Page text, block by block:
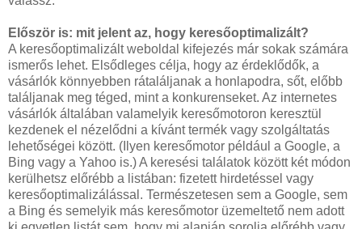
Először is: mit jelent az, hogy keresőoptimalizált?
A keresőoptimalizált weboldal kifejezés már sokak számára
ismerős lehet. Elsődleges célja, hogy az érdeklődők, a
vásárlók könnyebben rátaláljanak a honlapodra, sőt, előbb
találjanak meg téged, mint a konkurenseket. Az internetes
vásárlók általában valamelyik keresőmotoron keresztül
kezdenek el nézelődni a kívánt termék vagy szolgáltatás
lehetőségei között. (Ilyen keresőmotor például a Google, a
Bing vagy a Yahoo is.) A keresési találatok között két módon
kerülhetsz előrébb a listában: fizetett hirdetéssel vagy
keresőoptimalizálással. Természetesen sem a Google, sem
a Bing és semelyik más keresőmotor üzemeltető nem adott